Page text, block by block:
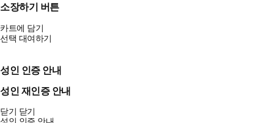
소장하기 버튼
카트에 담기
선택 대여하기
성인 인증 안내
성인 재인증 안내
닫기 닫기
성인 인증 안내